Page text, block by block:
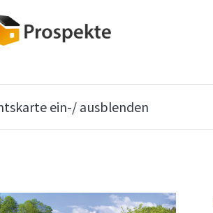
ein-/ ausblenden